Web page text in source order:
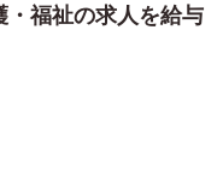
・福祉の求人を給与